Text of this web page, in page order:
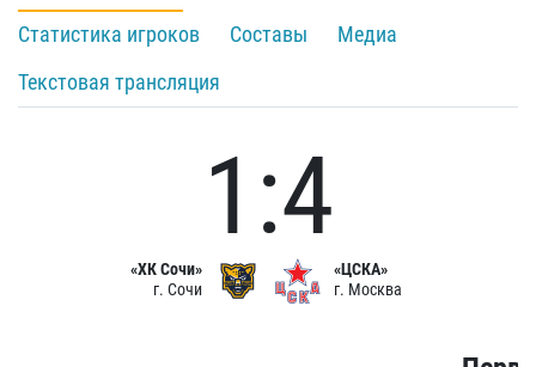
Статистика игроков
Составы
Медиа
Текстовая трансляция
«ХК Сочи»
г. Сочи
1:4
«ЦСКА»
г. Москва